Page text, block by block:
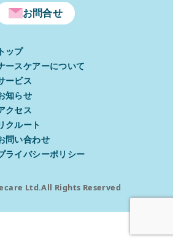
お問合せ
トップ
ースケアーについて
ービス
知らせ
クセス
クルート
問い合わせ
ライバシーポリシー
Ltd.All Rights Reserved